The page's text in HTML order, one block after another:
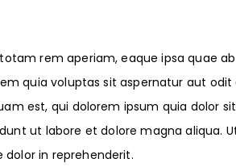
rem aperiam, eaque ipsa quae ab
quia voluptas sit aspernatur aut
est, qui dolorem ipsum quia dolor
ut labore et dolore magna aliqua.
in reprehenderit.